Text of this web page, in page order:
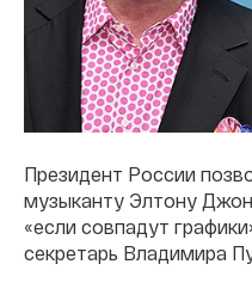
Президент России
музыканту Элтону
«если совпадут
секретарь Владимира